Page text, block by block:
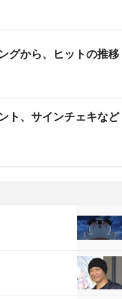
グから、ヒットの推移
ト、サインチェキなど